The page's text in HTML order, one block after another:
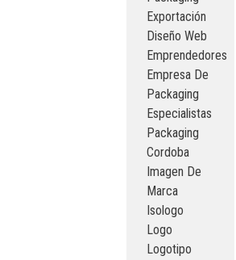
Exportación
Diseño Web
Emprendedores
Empresa De
Packaging
Especialistas
Packaging
Cordoba
Imagen De
Marca
Isologo
Logo
Logotipo